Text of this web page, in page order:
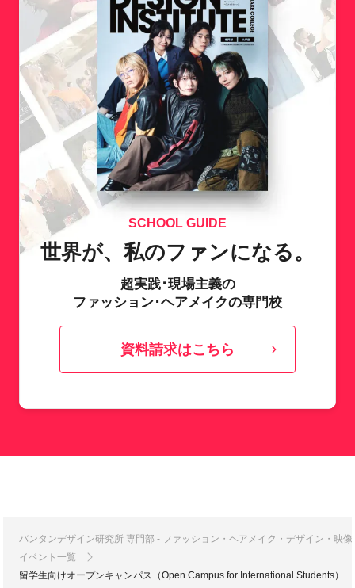
SCHOOL GUIDE
世界が、私のファンになる。
超実践･現場主義の
ファッション･ヘアメイクの専門校
資料請求はこちら
バンタンデザイン研究所 専門部 - ファッション・ヘアメイク・デザイン・映
イベント一覧
留学生向けオープンキャンパス（Open Campus for International Students）